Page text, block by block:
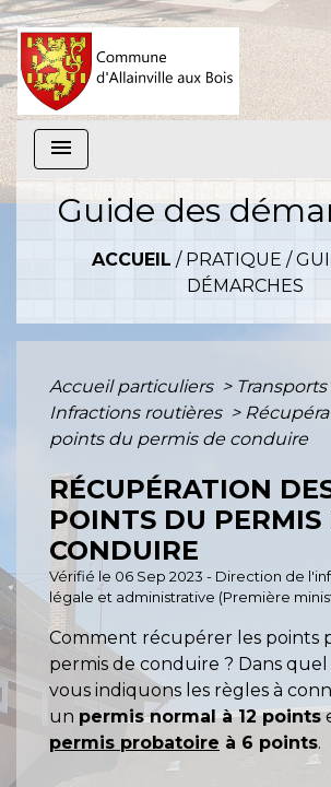
menu
Guide des
ACCUEIL / PRATIQUE /
DÉMARCHES
Accueil particuliers >
Infractions routières >
points du permis de conduire
RÉCUPÉRATION
POINTS DU PERMIS
CONDUIRE
Vérifié le 06 Sep 2023 - Direction de
légale et administrative (Première
Comment récupérer les points
permis de conduire ? Dans quel
vous indiquons les règles à
un permis normal à 12 points
permis probatoire à 6 points.